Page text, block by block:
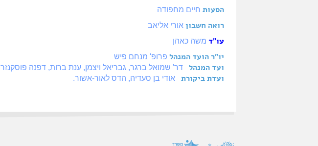
הסעות חיים מחפודה
רואה חשבון אורי אליאב
עו"ד משה כאהן
יו"ר הועד המנהל פרופ' מנחם פיש
ועד המנהל דר' שמואל ברגר, גבריאל ויצמן, ענת ברות, דפנה פוסקנזר
ועדת ביקורת אודי בן סעדיה, הדס לאור-אשור.